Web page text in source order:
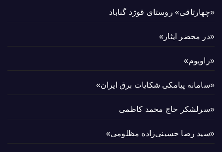
«چهارتاقی» روستای قوژد گناباد
«در محضر ایثار»
«راویوم»
«سامانه پیامکی شکایات برق ایران»
«سرلشکر حاج محمد کاظمی
«سید رضا حسینی‌زاده مظلومی»